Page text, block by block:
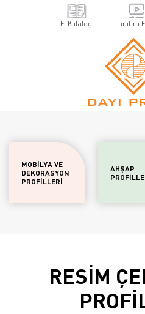
E-Katalog Tanıtım
MOBİLYA VE
DEKORASYON
PROFİLLERİ
AHŞAP
RESİM